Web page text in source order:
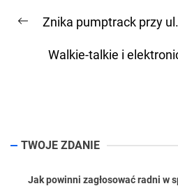
wpisu
Previous
Znika pumptrack przy
Walkie-talkie i
TWOJE ZDANIE
Jak powinni zagłosować radni w